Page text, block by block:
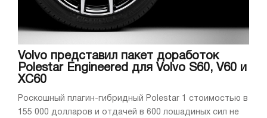
Volvo представил пакет доработок
Polestar Engineered для Volvo S60, V60 и
XC60
Роскошный плагин-гибридный Polestar 1 стоимостью в
155 000 долларов и отдачей в 600 лошадиных сил не